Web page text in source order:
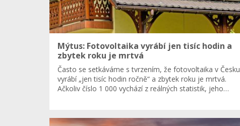
Mýtus: Fotovoltaika vyrábí jen tisíc hodin a
zbytek roku je mrtvá
Často se setkáváme s tvrzením, že fotovoltaika v Česku
vyrábí „jen tisíc hodin ročně“ a zbytek roku je mrtvá.
Ačkoliv číslo 1 000 vychází z reálných statistik, jeho…